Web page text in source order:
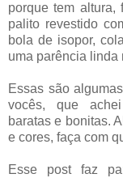
porque tem altura,
palito revestido
bola de isopor,
uma parência linda
Essas são
vocês, que achei
baratas e bonitas.
e cores, faça com
Esse post faz